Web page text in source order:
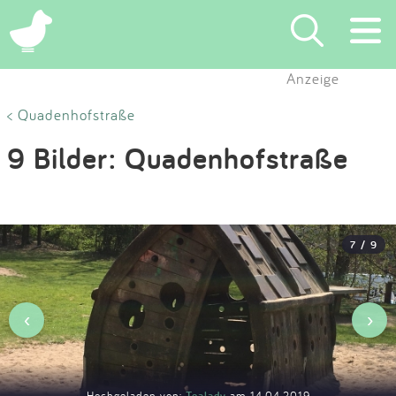
×
Eintragen
Blog
Partner
Kontakt
Anzeige
< Quadenhofstraße
9 Bilder: Quadenhofstraße
7 / 9
‹ ›